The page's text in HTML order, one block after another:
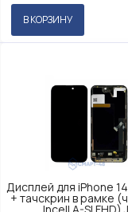
В КОРЗИНУ
Дисплей для iPhone
+ тачскрин в рамке